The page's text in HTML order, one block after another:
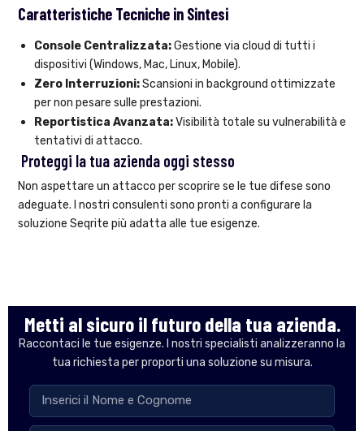
Caratteristiche Tecniche in Sintesi
Console Centralizzata:Gestione via cloud di tutti i
dispositivi (Windows, Mac, Linux, Mobile).
Zero Interruzioni:Scansioni in background ottimizzate
per non pesare sulle prestazioni.
Reportistica Avanzata:Visibilità totale su vulnerabilità e
tentativi di attacco.
Proteggi la tua azienda oggi stesso
Non aspettare un attacco per scoprire se le tue difese sono
adeguate. I nostri consulenti sono pronti a configurare la
soluzione Seqrite più adatta alle tue esigenze.
Metti al sicuro il futuro della tua azienda.
Raccontaci le tue esigenze. I nostri specialisti analizzeranno la
tua richiesta per proporti una soluzione su misura.